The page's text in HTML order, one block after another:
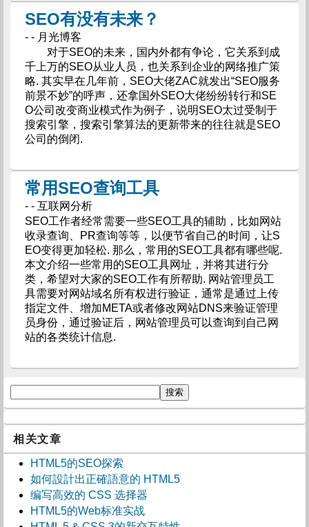
SEO有没有未来？
- - 月光博客
对于SEO的未来，国内外都有争论，它关系到成
千上万的SEO从业人员，也关系到企业的网络推广策
略. 其实早在几年前，SEO大佬ZAC就发出“SEO服务
前景不妙”的呼声，还拿国外SEO大佬纷纷转行和SE
O公司改变商业模式作为例子，说明SEO太过受制于
搜索引擎，搜索引擎算法的更新带来的往往就是SEO
公司的倒闭.
常用SEO查询工具
- - 互联网分析
SEO工作者经常需要一些SEO工具的辅助，比如网站
收录查询、PR查询等等，以便节省自己的时间，让S
EO变得更加轻松. 那么，常用的SEO工具都有哪些呢.
本文介绍一些常用的SEO工具网址，并将其进行分
类，希望对大家的SEO工作有所帮助. 网站管理员工
具需要对网站域名所有权进行验证，通常是通过上传
指定文件、增加META或者修改网站DNS来验证管理
员身份，通过验证后，网站管理员可以查询到自己网
站的各类统计信息.
相关文章
HTML5的SEO探索
如何設計出正確語意的 HTML5
编写高效的 CSS 选择器
HTML5的Web标准实战